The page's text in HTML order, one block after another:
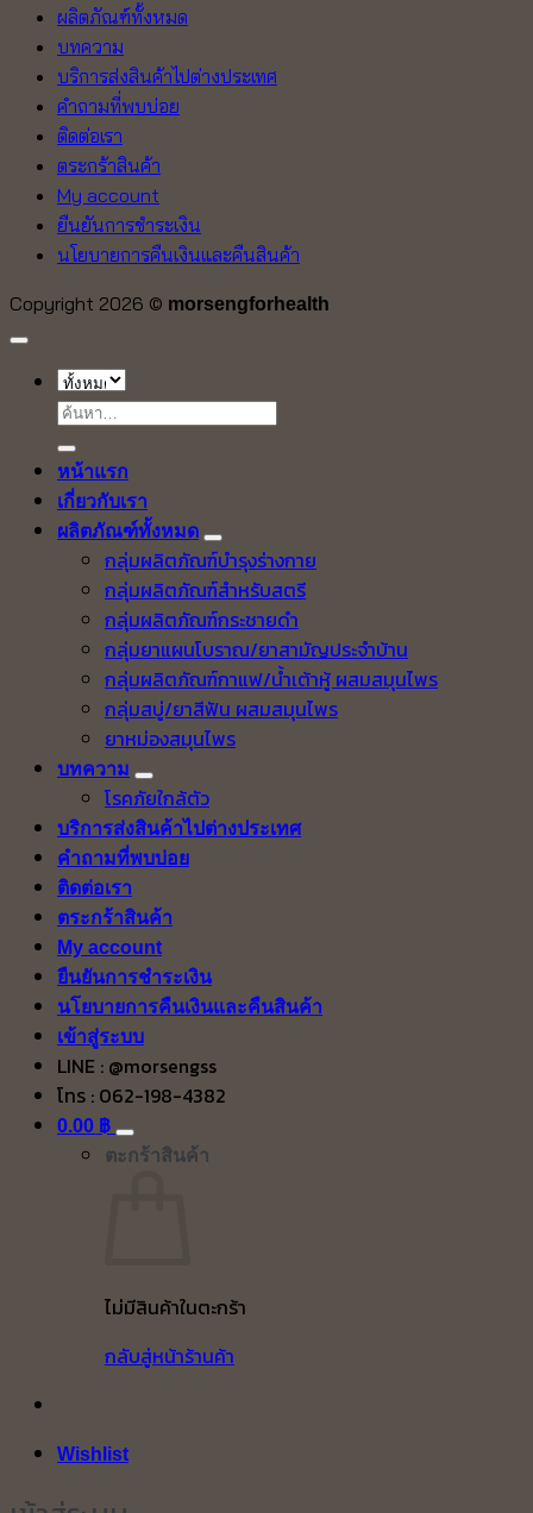
ผลิตภัณฑ์ทั้งหมด
บทความ
บริการส่งสินค้าไปต่างประเทศ
คำถามที่พบบ่อย
ติดต่อเรา
ตระกร้าสินค้า
My account
ยืนยันการชำระเงิน
นโยบายการคืนเงินและคืนสินค้า
Copyright 2026 © morsengforhealth
ค้นหา:
หน้าแรก
เกี่ยวกับเรา
ผลิตภัณฑ์ทั้งหมด
กลุ่มผลิตภัณฑ์บำรุงร่างกาย
กลุ่มผลิตภัณฑ์สำหรับสตรี
กลุ่มผลิตภัณฑ์กระชายดำ
กลุ่มยาแผนโบราณ/ยาสามัญประจำบ้าน
กลุ่มผลิตภัณฑ์กาแฟ/น้ำเต้าหู้ ผสมสมุนไพร
กลุ่มสบู่/ยาสีฟัน ผสมสมุนไพร
ยาหม่องสมุนไพร
บทความ
โรคภัยใกล้ตัว
บริการส่งสินค้าไปต่างประเทศ
คำถามที่พบบ่อย
ติดต่อเรา
ตระกร้าสินค้า
My account
ยืนยันการชำระเงิน
นโยบายการคืนเงินและคืนสินค้า
เข้าสู่ระบบ
LINE : @morsengss
โทร : 062-198-4382
0.00 ฿
ตะกร้าสินค้า
ไม่มีสินค้าในตะกร้า
กลับสู่หน้าร้านค้า
Wishlist